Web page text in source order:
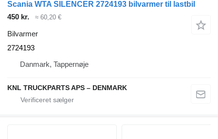
Scania WTA SILENCER 2724193 bilvarmer til lastbil
450 kr.
≈ 60,20 €
Bilvarmer
2724193
Danmark, Tappernøje
KNL TRUCKPARTS APS – DENMARK